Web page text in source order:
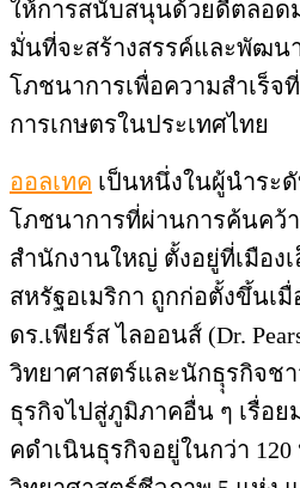
ให้การสนับสนุนด้วยดีตลอด
มั่นที่จะสร้างสรรค์และพัฒน
โภชนาการเพื่อความสำเร็จ
การเกษตรในประเทศไทย
ออลเทค เป็นหนึ่งในผู้นำระ
โภชนาการที่ผ่านการค้นคว้
สำนักงานใหญ่ ตั้งอยู่ที่เมือง
สหรัฐอเมริกา ถูกก่อตั้งขึ้นเมื่
ดร.เพียร์ส ไลออนส์ (Dr.
วิทยาศาสตร์และนักธุุรกิจช
ธุรกิจไปสู่ภูมิภาคอื่น ๆ เรื่อ
คดำเนินธุรกิจอยู่ในกว่า